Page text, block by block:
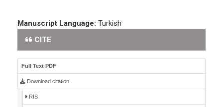
Manuscript Language: Turkish
CITE
Full Text PDF
Download citation
RIS